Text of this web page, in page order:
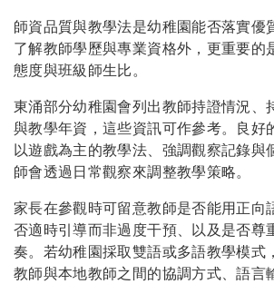
師資品質與教學法是幼稚園能否落實優
了解教師學歷與專業資格外，更重要的
態度與班級師生比。
東涌部分幼稚園會列出教師持證情況、
與教學年資，這些資訊可作參考。良好
以遊戲為主的教學法、強調觀察記錄與
師會透過日常觀察來調整教學策略。
家長在參觀時可留意教師是否能用正向
否適時引導而非過度干預、以及是否尊
奏。若幼稚園採取雙語或多語教學模式
教師與本地教師之間的協調方式、語言